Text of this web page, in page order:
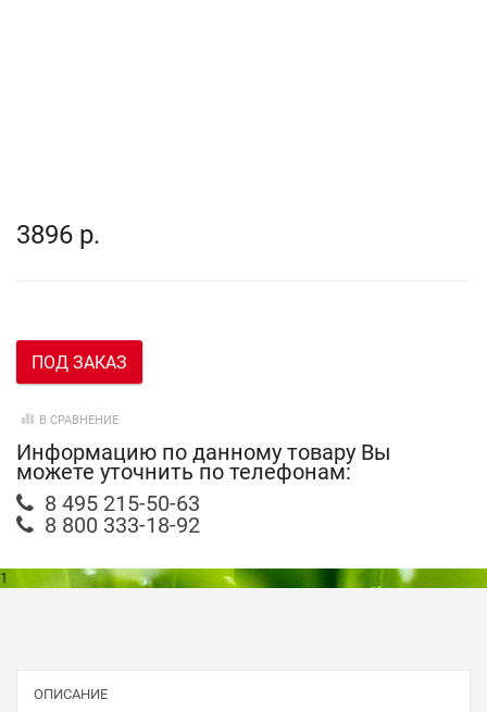
3896 р.
ПОД ЗАКАЗ
В СРАВНЕНИЕ
Информацию по данному товару Вы
можете уточнить по телефонам:
8 495 215-50-63
8 800 333-18-92
1
ОПИСАНИЕ